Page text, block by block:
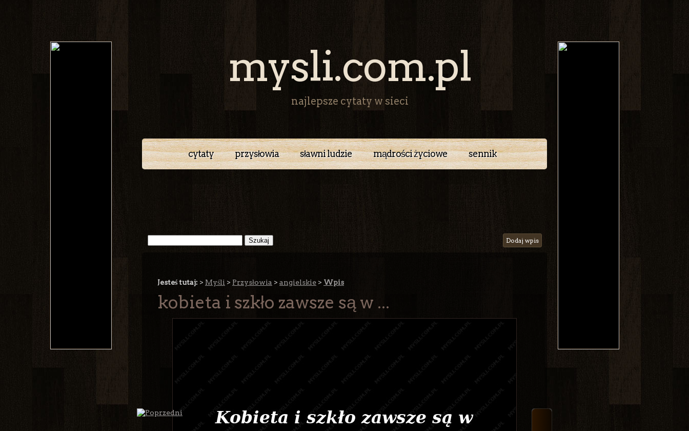
mysli.com.pl
najlepsze cytaty w sieci
cytaty przysłowia sławni ludzie mądrości życiowe sennik
Dodaj wpis
Jesteś tutaj: > Myśli > Przysłowia > angielskie > Wpis
kobieta i szkło zawsze są w ...